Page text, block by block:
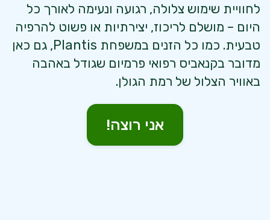
לחוויית שימוש צלולה, רגועה ונעימה לאורך כל
היום – מושלם לריכוז, יצירתיות או פשוט להרפיה
טבעית. כמו כל הזנים במשפחת Plantis, גם כאן
מדובר בקנאביס רפואי פרמיום שגודל באהבה
באוויר הצלול של רמת הגולן.
אני רוצה!